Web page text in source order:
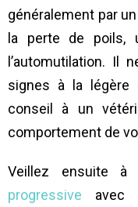
généralement par
la perte de poils,
l’automutilation. Il
signes à la légère
conseil à un
comportement de
Veillez ensuite à
progressive avec